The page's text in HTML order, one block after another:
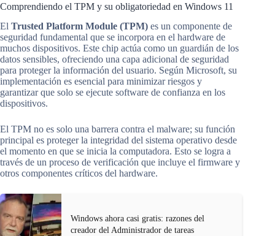
Comprendiendo el TPM y su obligatoriedad en Windows 11
El Trusted Platform Module (TPM) es un componente de
seguridad fundamental que se incorpora en el hardware de
muchos dispositivos. Este chip actúa como un guardián de los
datos sensibles, ofreciendo una capa adicional de seguridad
para proteger la información del usuario. Según Microsoft, su
implementación es esencial para minimizar riesgos y
garantizar que solo se ejecute software de confianza en los
dispositivos.
El TPM no es solo una barrera contra el malware; su función
principal es proteger la integridad del sistema operativo desde
el momento en que se inicia la computadora. Esto se logra a
través de un proceso de verificación que incluye el firmware y
otros componentes críticos del hardware.
Windows ahora casi gratis: razones del
creador del Administrador de tareas